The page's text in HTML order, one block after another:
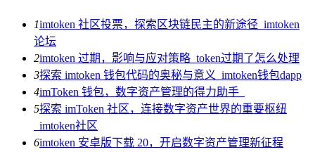
1imtoken 社区投票，探索区块链民主的新途径_imtoken
论坛
2imtoken 过期，影响与应对策略_token过期了怎么处理
3探索 imtoken 钱包代码的奥秘与意义_imtoken钱包dapp
4imToken 钱包，数字资产管理的得力助手_
5探索 imToken 社区，连接数字资产世界的重要枢纽
_imtoken社区
6imtoken 安卓版下载 20，开启数字资产管理新征程